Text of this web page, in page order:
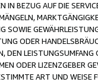
IN BEZUG AUF DIE
SOWIE
ODER
DEN
ODER LIZENZGEBER
ART UND